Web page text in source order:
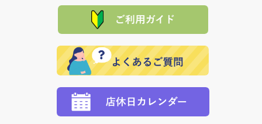
れの生産メーカーからお客様の元へ直送いたしますの
で、 それぞれ個別に送料が必要になります。
品代金を返金いたします。）
その際は誠に申し訳ありませんが、当協会までご注文
願いいたします。
た場合、お客様からの ご入金を確認した後で、商品を
※「クレジットカード」「PayPay」「楽天ペイ」を指
定された場合は、準備出来次第の便にてお送りいたし
ます。 （到着日指定をされている場合は、ご指定の日
程に合わせてお届けいたします。）